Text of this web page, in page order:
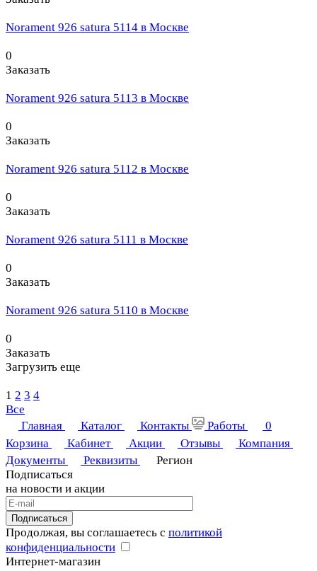
Norament 926 satura 5114 в Москве
0
Заказать
Norament 926 satura 5113 в Москве
0
Заказать
Norament 926 satura 5112 в Москве
0
Заказать
Norament 926 satura 5111 в Москве
0
Заказать
Norament 926 satura 5110 в Москве
0
Заказать
Загрузить еще
1 2 3 4
Все
Главная
Каталог Контакты Работы
0
Корзина
Кабинет Акции Отзывы
Компания
Документы
Реквизиты
Регион
Подписаться
на новости и акции
Подписаться
Продолжая, вы соглашаетесь с политикой
конфиденциальности
Интернет-магазин